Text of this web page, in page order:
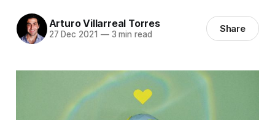
Arturo Villarreal Torres
27 Dec 2021 —3 min read Share